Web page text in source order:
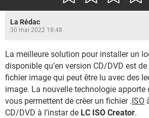
La Rédac
30 mai 2022 18:48
La meilleure solution pour installer un
disponible qu’en version CD/DVD est
fichier image qui peut être lu avec des
image. La nouvelle technologie apporte
vous permettent de créer un fichier .ISO
CD/DVD à l’instar de LC ISO Creator.